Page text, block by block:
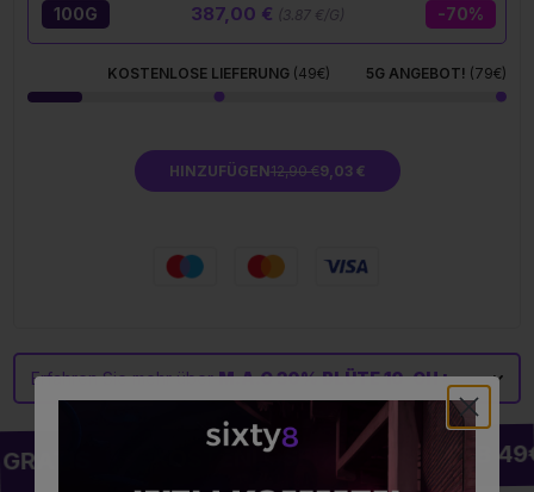
100G -70%
387,00 € (3.87 €/G)
KOSTENLOSE LIEFERUNG (49€) 5G ANGEBOT! (79€)
HINZUFÜGEN12,90 €9,03 €
Erfahren Sie mehr überM.A.C 30% BLÜTE 10-OH+
KOSTENLOSER VERSAND AB 49€